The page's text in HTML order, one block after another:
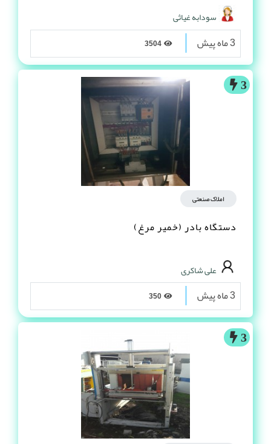
سودابه غیاثی
3 ماه پیش
3
املاک صنعتی
دستگاه بادر (خمیر مرغ)
علی شاکری
3 ماه پیش
3